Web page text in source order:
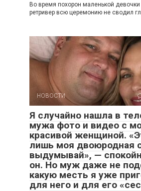
Во время похорон маленькой
ретривер всю церемонию не сводил
НОВОСТИ
Я случайно нашла в
мужа фото и видео с
красивой женщиной.
лишь моя двоюродная
выдумывай», —
он. Но муж даже не
какую месть я уже
для него и для его